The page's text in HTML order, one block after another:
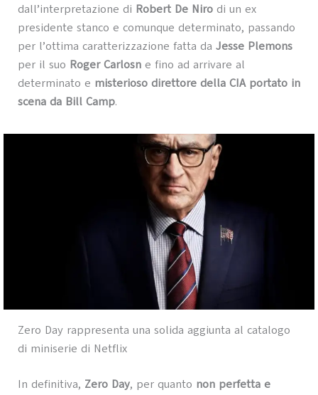
dall’interpretazione di Robert De Nirodi un ex
presidente stanco e comunque determinato, passando
per l’ottima caratterizzazione fatta da Jesse Plemons
per il suo Roger Carlosne fino ad arrivare al
determinato e misterioso direttore della CIA portato in
scena da Bill Camp.
Zero Day rappresenta una solida aggiunta al catalogo
di miniserie di Netflix
In definitiva, Zero Day, per quanto non perfetta e